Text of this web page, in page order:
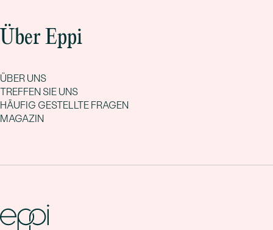
Über Eppi
ÜBER UNS
TREFFEN SIE UNS
HÄUFIG GESTELLTE FRAGEN
MAGAZIN